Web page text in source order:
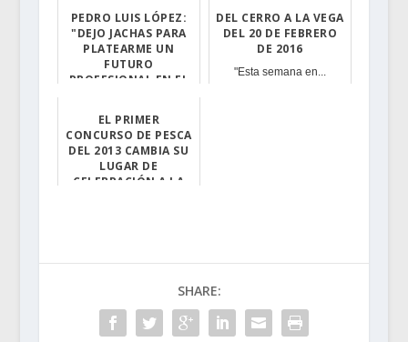
PEDRO LUIS LÓPEZ:
"DEJO JACHAS PARA
PLATEARME UN
FUTURO
PROFESIONAL EN EL
Pedro Luis Lópe...
DEL CERRO A LA VEGA
DEL 20 DE FEBRERO
DE 2016
"Esta semana en...
EL PRIMER
CONCURSO DE PESCA
DEL 2013 CAMBIA SU
LUGAR DE
CELEBRACIÓN A LA
SHARE: